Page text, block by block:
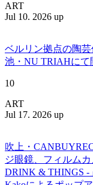
ART
Jul 10. 2026 up
ベルリン拠点の陶芸
池・NU TRIAHにて
10
ART
Jul 17. 2026 up
吹上・
ジ眼鏡、フィルム
DRINK & THINGS -